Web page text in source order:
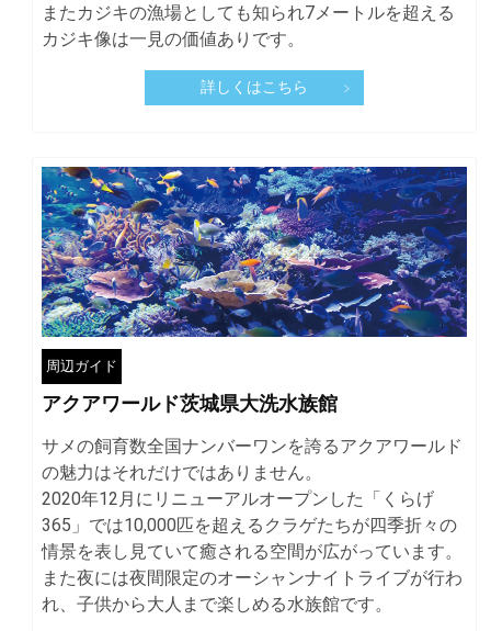
またカジキの漁場としても知られ7メートルを超える
カジキ像は一見の価値ありです。
詳しくはこちら
周辺ガイド
アクアワールド茨城県大洗水族館
サメの飼育数全国ナンバーワンを誇るアクアワールド
の魅力はそれだけではありません。
2020年12月にリニューアルオープンした「くらげ
365」では10,000匹を超えるクラゲたちが四季折々の
情景を表し見ていて癒される空間が広がっています。
また夜には夜間限定のオーシャンナイトライブが行わ
れ、子供から大人まで楽しめる水族館です。